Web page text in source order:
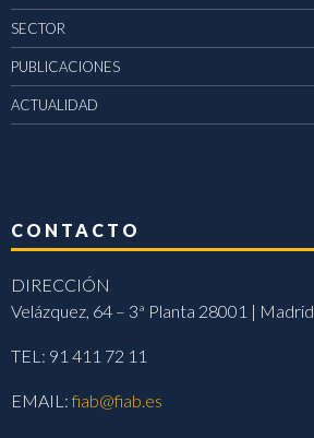
SECTOR
PUBLICACIONES
ACTUALIDAD
CONTACTO
DIRECCIÓN
Velázquez, 64 – 3ª Planta 28001 | Madrid
TEL: 91 411 72 11
EMAIL:fiab@fiab.es